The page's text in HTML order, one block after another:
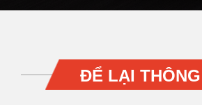
ĐỂ LẠI